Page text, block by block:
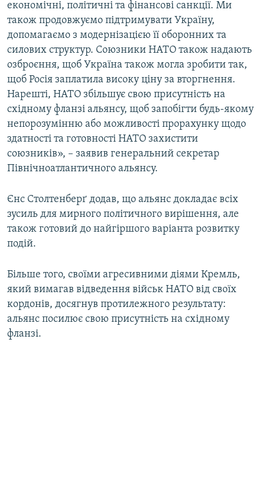
економічні, політичні та фінансові санкції. Ми
також продовжуємо підтримувати Україну,
допомагаємо з модернізацією її оборонних та
силових структур. Союзники НАТО також надають
озброєння, щоб Україна також могла зробити так,
щоб Росія заплатила високу ціну за вторгнення.
Нарешті, НАТО збільшує свою присутність на
східному фланзі альянсу, щоб запобігти будь-якому
непорозумінню або можливості прорахунку щодо
здатності та готовності НАТО захистити
союзників», – заявив генеральний секретар
Північноатлантичного альянсу.
Єнс Столтенберґ додав, що альянс докладає всіх
зусиль для мирного політичного вирішення, але
також готовий до найгіршого варіанта розвитку
подій.
Більше того, своїми агресивними діями Кремль,
який вимагав відведення військ НАТО від своїх
кордонів, досягнув протилежного результату:
альянс посилює свою присутність на східному
фланзі.